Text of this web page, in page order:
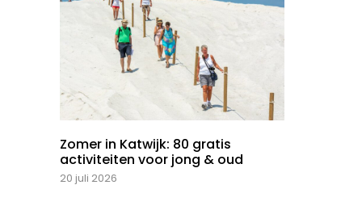
Zomer in Katwijk: 80 gratis
activiteiten voor jong & oud
20 juli 2026